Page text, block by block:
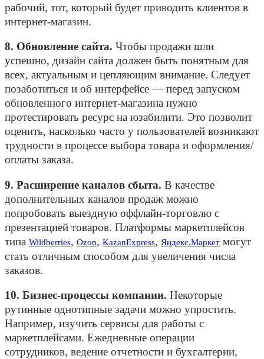
рабочий, тот, который будет приводить клиентов в
интернет-магазин.
8. Обновление сайта. Чтобы продажи шли
успешно, дизайн сайта должен быть понятным для
всех, актуальным и цепляющим внимание. Следует
позаботиться и об интерфейсе — перед запуском
обновленного интернет-магазина нужно
протестировать ресурс на юзабилити. Это позволит
оценить, насколько часто у пользователей возникают
трудности в процессе выбора товара и оформления/
оплаты заказа.
9. Расширение каналов сбыта. В качестве
дополнительных каналов продаж можно
попробовать выездную оффлайн-торговлю с
презентацией товаров. Платформы маркетплейсов
типа Wildberries, Ozon, KazanExpress, Яндекс.Маркет могут
стать отличным способом для увеличения числа
заказов.
10. Бизнес-процессы компании. Некоторые
рутинные однотипные задачи можно упростить.
Например, изучить сервисы для работы с
маркетплейсами. Ежедневные операции
сотрудников, ведение отчетности и бухгалтерии,